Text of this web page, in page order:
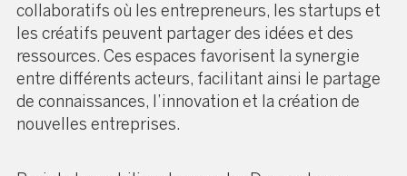
collaboratifs où les entrepreneurs, les startups et
les créatifs peuvent partager des idées et des
ressources. Ces espaces favorisent la synergie
entre différents acteurs, facilitant ainsi le partage
de connaissances, l’innovation et la création de
nouvelles entreprises.